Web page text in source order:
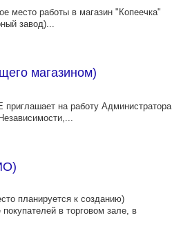
место работы в магазин "Копеечка"
завод)...
магазином)
приглашает на работу Администратора
планируется к созданию)
в торговом зале, в